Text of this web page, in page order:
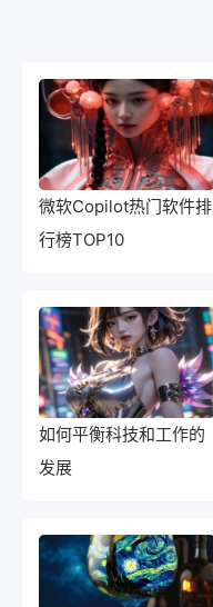
微软Copilot热门软件排
行榜TOP10
如何平衡科技和工作的
发展